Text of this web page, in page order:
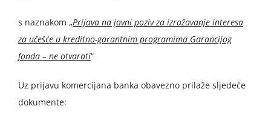
s naznakom „Prijava na javni poziv za izražavanje interesa
za učešće u kreditno-garantnim programima Garancijog
fonda – ne otvarati“
Uz prijavu komercijana banka obavezno prilaže sljedeće
dokumente: